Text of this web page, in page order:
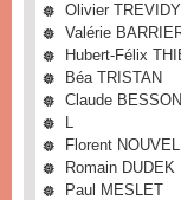
Olivier TREVIDY
Valérie
Hubert-Félix
Béa TRISTAN
Claude BESSON
L
Florent NOUVEL
Romain DUDEK
Paul MESLET